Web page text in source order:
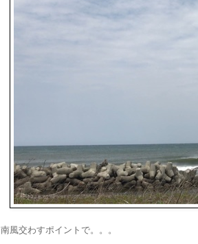
南風交わすポイントで。。。